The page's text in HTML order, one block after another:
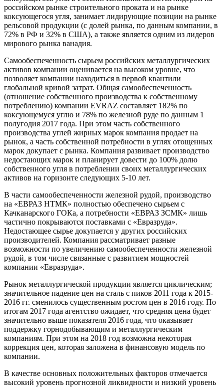
российском рынке строительного проката и на рынке
коксующегося угля, занимает лидирующие позиции на рынке
рельсовой продукции (с долей рынка, по данным компании, в
72% в РФ и 32% в США), а также является одним из лидеров
мирового рынка ванадия.
Самообеспеченность сырьем российских металлургических
активов компании оценивается на высоком уровне, что
позволяет компании находиться в первой квантили
глобальной кривой затрат. Общая самообеспеченность
(отношение собственного производства к собственному
потреблению) компании EVRAZ составляет 182% по
коксующемуся углю и 78% по железной руде по данным 1
полугодия 2017 года. При этом часть собственного
производства углей жирных марок компания продает на
рынок, а часть собственной потребности в углях отощенных
марок докупает с рынка. Компания развивает производство
недостающих марок и планирует довести до 100% долю
собственного угля в потреблении своих металлургических
активов на горизонте следующих 5-10 лет.
В части самообеспеченности железной рудой, производство
на «ЕВРАЗ НТМК» полностью обеспечено сырьем с
Качканарского ГОКа, а потребности «ЕВРАЗ ЗСМК» лишь
частично покрываются поставками с «Евразруда».
Недостающее сырье докупается у других российских
производителей. Компания рассматривает разные
возможности по увеличению самообеспеченности железной
рудой, в том числе связанные с развитием мощностей
компании «Евразруда».
Рынок металлургической продукции является циклическим;
значительное падение цен на сталь с пиков 2011 года к 2015-
2016 гг. сменилось существенным ростом цен в 2016 году. По
итогам 2017 года агентство ожидает, что средняя цена будет
значительно выше показателя 2016 года, что оказывает
поддержку горнодобывающим и металлургическим
компаниям. При этом на 2018 год возможна некоторая
коррекция цен, которая заложена в финансовую модель по
компании.
В качестве основных положительных факторов отмечается
высокий уровень прогнозной ликвидности и низкий уровень